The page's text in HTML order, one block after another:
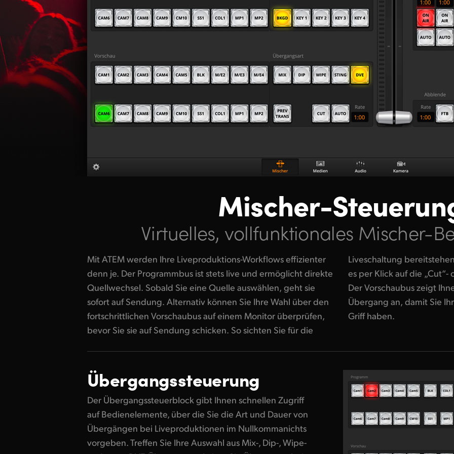
Mischer-
Virtuelles, vollfunktionales Mischer-
Mit ATEM werden Ihre Liveproduktions-Workflows effizienter
denn je. Der Programmbus ist stets live und ermöglicht direkte
Quellwechsel. Sobald Sie eine Quelle auswählen, geht sie
sofort auf Sendung. Alternativ können Sie Ihre Wahl über den
fortschrittlichen Vorschaubus auf einem Monitor überprüfen,
bevor Sie sie auf Sendung schicken. So sichten Sie für die
Liveschaltung bereitstehendes Material. Erst dann schalten Sie
es per Klick auf die „Cut“- oder „Auto“-Buttons auf Sendung.
Der Vorschaubus zeigt Ihnen die Quelle für den nächsten
Übergang an, damit Sie Ihre Liveproduktion immer im
Griff haben.
Übergangssteuerung
Der Übergangssteuerblock gibt Ihnen schnellen Zugriff
auf Bedienelemente, über die Sie die Art und Dauer von
Übergängen bei Liveproduktionen im Nullkommanichts
vorgeben. Treffen Sie Ihre Auswahl aus Mix-, Dip-, Wipe-